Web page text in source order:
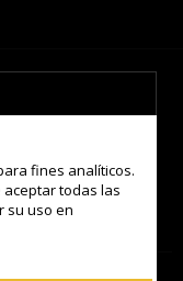
fines analíticos.
todas las
su uso en